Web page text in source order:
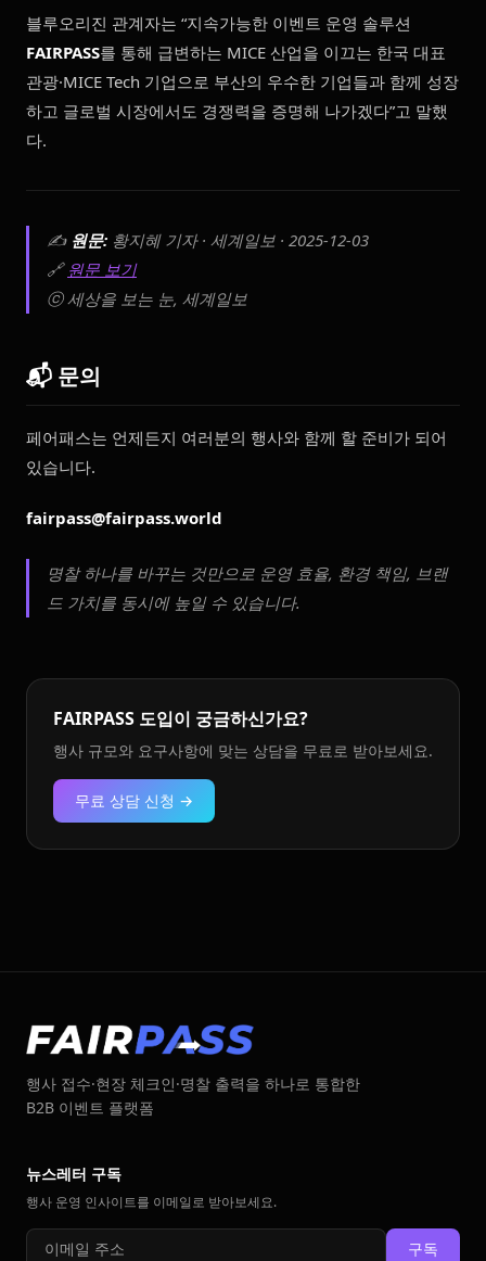
블루오리진 관계자는 “지속가능한 이벤트 운영 솔루션
FAIRPASS를 통해 급변하는 MICE 산업을 이끄는 한국 대표
관광·MICE Tech 기업으로 부산의 우수한 기업들과 함께 성장
하고 글로벌 시장에서도 경쟁력을 증명해 나가겠다”고 말했
다.
✍️ 원문: 황지혜 기자 · 세계일보 · 2025-12-03
🔗 원문 보기
ⓒ 세상을 보는 눈, 세계일보
📬 문의
페어패스는 언제든지 여러분의 행사와 함께 할 준비가 되어
있습니다.
fairpass@fairpass.world
명찰 하나를 바꾸는 것만으로 운영 효율, 환경 책임, 브랜
드 가치를 동시에 높일 수 있습니다.
FAIRPASS 도입이 궁금하신가요?
행사 규모와 요구사항에 맞는 상담을 무료로 받아보세요.
무료 상담 신청 →
행사 접수·현장 체크인·명찰 출력을 하나로 통합한
B2B 이벤트 플랫폼
뉴스레터 구독
행사 운영 인사이트를 이메일로 받아보세요.
구독